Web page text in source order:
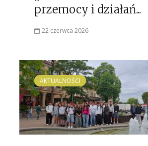
przemocy i działań...
22 czerwca 2026
AKTUALNOŚCI